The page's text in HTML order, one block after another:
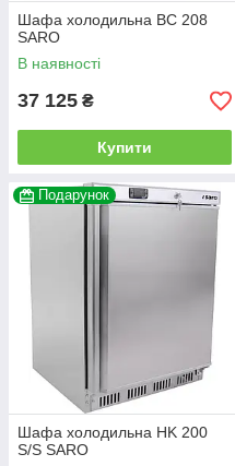
Шафа холодильна BC 208
SARO
В наявності
37 125 ₴
Купити
Подарунок
Шафа холодильна HK 200
S/S SARO